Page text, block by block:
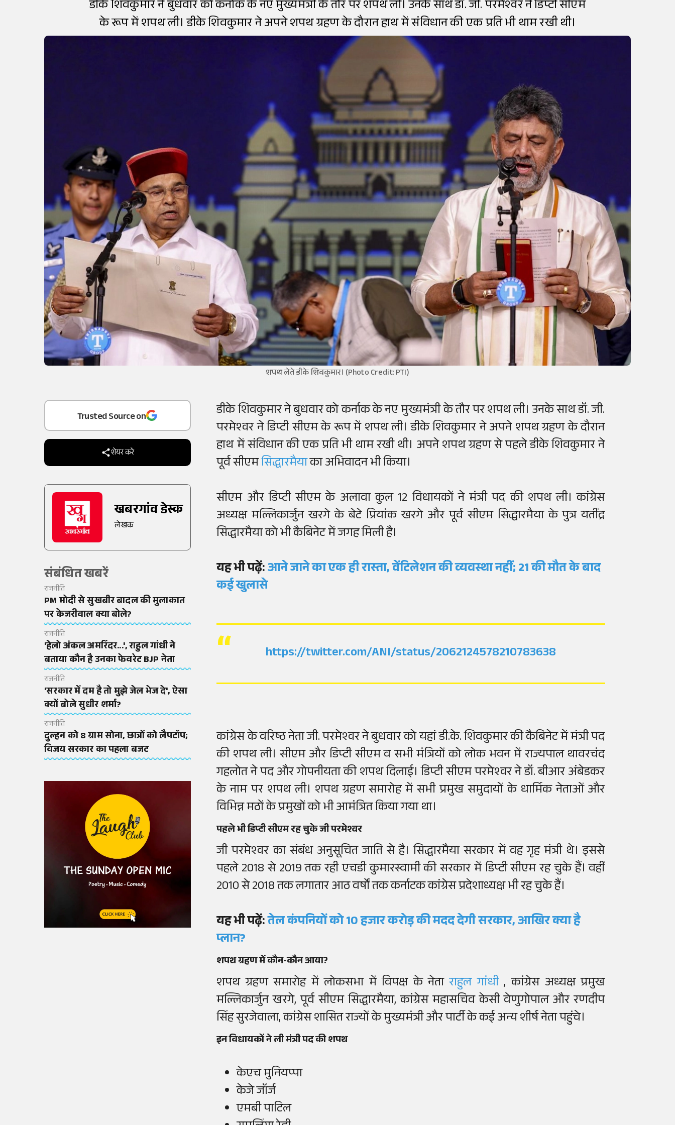
डीके शिवकुमार ने बुधवार को कर्नाक के नए मुख्यमंत्री के तौर पर शपथ ली। उनके साथ डॉ. जी. परमेश्वर ने डिप्टी सीएम
के रूप में शपथ ली। डीके शिवकुमार ने अपने शपथ ग्रहण के दौरान हाथ में संविधान की एक प्रति भी थाम रखी थी।
शपथ लेते डीके शिवकुमार। (Photo Credit: PTI)
Trusted Source on
शेयर करें
खबरगांव डेस्क
लेखक
संबंधित खबरें
राजनीति
PM मोदी से सुखबीर बादल की मुलाकात
पर केजरीवाल क्या बोले?
राजनीति
'हेलो अंकल अमरिंदर...', राहुल गांधी ने
बताया कौन है उनका फेवरेट BJP नेता
राजनीति
'सरकार में दम है तो मुझे जेल भेज दे', ऐसा
क्यों बोले सुधीर शर्मा?
राजनीति
दुल्हन को 8 ग्राम सोना, छात्रों को लैपटॉप;
विजय सरकार का पहला बजट
डीके शिवकुमार ने बुधवार को कर्नाक के नए मुख्यमंत्री के तौर पर शपथ ली। उनके साथ डॉ. जी.
परमेश्वर ने डिप्टी सीएम के रूप में शपथ ली। डीके शिवकुमार ने अपने शपथ ग्रहण के दौरान
हाथ में संविधान की एक प्रति भी थाम रखी थी। अपने शपथ ग्रहण से पहले डीके शिवकुमार ने
पूर्व सीएमसिद्धारमैयाका अभिवादन भी किया।
सीएम और डिप्टी सीएम के अलावा कुल 12 विधायकों ने मंत्री पद की शपथ ली। कांग्रेस
अध्यक्ष मल्लिकार्जुन खरगे के बेटे प्रियांक खरगे और पूर्व सीएम सिद्धारमैया के पुत्र यतींद्र
सिद्धारमैया को भी कैबिनेट में जगह मिली है।
यह भी पढ़ें:आने जाने का एक ही रास्ता, वेंटिलेशन की व्यवस्था नहीं; 21 की मौत के बाद
कई खुलासे
https://twitter.com/ANI/status/2062124578210783638
कांग्रेस के वरिष्ठ नेता जी. परमेश्वर ने बुधवार को यहां डी.के. शिवकुमार की कैबिनेट में मंत्री पद
की शपथ ली। सीएम और डिप्टी सीएम व सभी मंत्रियों को लोक भवन में राज्यपाल थावरचंद
गहलोत ने पद और गोपनीयता की शपथ दिलाई। डिप्टी सीएम परमेश्वर ने डॉ. बीआर अंबेडकर
के नाम पर शपथ ली। शपथ ग्रहण समारोह में सभी प्रमुख समुदायों के धार्मिक नेताओं और
विभिन्न मठों के प्रमुखों को भी आमंत्रित किया गया था।
पहले भी डिप्टी सीएम रह चुके जी परमेश्वर
जी परमेश्वर का संबंध अनुसूचित जाति से है। सिद्धारमैया सरकार में वह गृह मंत्री थे। इससे
पहले 2018 से 2019 तक रही एचडी कुमारस्वामी की सरकार में डिप्टी सीएम रह चुके हैं। वहीं
2010 से 2018 तक लगातार आठ वर्षों तक कर्नाटक कांग्रेस प्रदेशाध्यक्ष भी रह चुके हैं।
यह भी पढ़ें:तेल कंपनियों को 10 हजार करोड़ की मदद देगी सरकार, आखिर क्या है
प्लान?
शपथ ग्रहण में कौन-कौन आया?
शपथ ग्रहण समारोह में लोकसभा में विपक्ष के नेताराहुल गांधी, कांग्रेस अध्यक्ष प्रमुख
मल्लिकार्जुन खरगे, पूर्व सीएम सिद्धारमैया, कांग्रेस महासचिव केसी वेणुगोपाल और रणदीप
सिंह सुरजेवाला, कांग्रेस शासित राज्यों के मुख्यमंत्री और पार्टी के कई अन्य शीर्ष नेता पहुंचे।
इन विधायकों ने ली मंत्री पद की शपथ
केएच मुनियप्पा
केजे जॉर्ज
एमबी पाटिल